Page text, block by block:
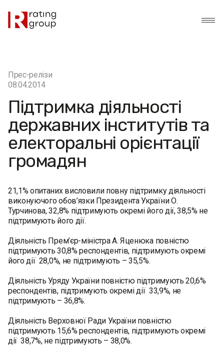
Прес-релізи
08.04.2014
Підтримка діяльності
державних інститутів та
електоральні орієнтації
громадян
21,1% опитаних висловили повну підтримку діяльності
виконуючого обов’язки Президента України О.
Турчинова, 32,8% підтримують окремі його дії, 38,5% не
підтримують його дії.
Діяльність Прем’єр-міністра А. Яценюка повністю
підтримують 30,8% респондентів, підтримують окремі
його дії 28,0%, не підтримують – 35,5%.
Діяльність Уряду України повністю підтримують 20,6%
респондентів, підтримують окремі дії 33,9%, не
підтримують – 36,8%.
Діяльність Верховної Ради України повністю
підтримують 15,6% респондентів, підтримують окремі
дії 38,7%, не підтримують – 38,0%.